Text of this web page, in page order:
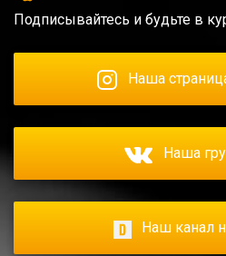
Подписывайтесь и будьте в
Наша
Наша
Наш канал